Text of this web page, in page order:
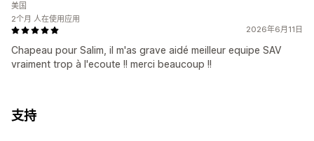
2026年6月11日
Chapeau pour Salim, il m'as grave aidé meilleur equipe SAV
vraiment trop à l'ecoute !! merci beaucoup !!
美国
2个月 人在使用应用
支持